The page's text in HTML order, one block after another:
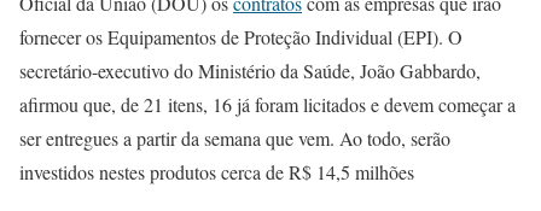
fornecer os Equipamentos de Proteção Individual (EPI). O
secretário-executivo do Ministério da Saúde, João Gabbardo,
afirmou que, de 21 itens, 16 já foram licitados e devem começar a
ser entregues a partir da semana que vem. Ao todo, serão
investidos nestes produtos cerca de R$ 14,5 milhões